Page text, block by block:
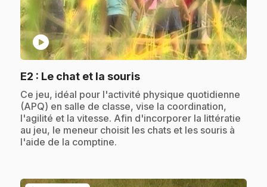
play_circle
E2 : Le chat et la souris.
.Ce jeu, idéal pour l'activité physique quotidienne
(APQ) en salle de classe, vise la coordination,
l'agilité et la vitesse. Afin d'incorporer la littératie
au jeu, le meneur choisit les chats et les souris à
l'aide de la comptine.